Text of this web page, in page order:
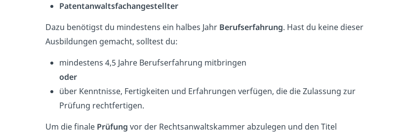
Patentanwaltsfachangestellter
Dazu benötigst du mindestens ein halbes Jahr Berufserfahrung. Hast du keine dieser
Ausbildungen gemacht, solltest du:
mindestens 4,5 Jahre Berufserfahrung mitbringen
oder
über Kenntnisse, Fertigkeiten und Erfahrungen verfügen, die die Zulassung zur
Prüfung rechtfertigen.
Um die finale Prüfung vor der Rechtsanwaltskammer abzulegen und den Titel